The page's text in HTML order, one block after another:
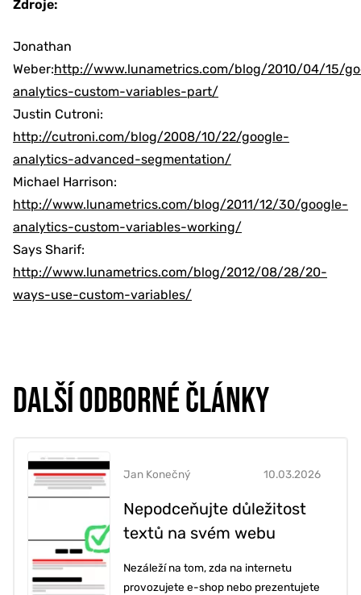
Zdroje:
Jonathan
Weber:http://www.lunametrics.com/blog/2010/04/15/
analytics-custom-variables-part/
Justin Cutroni:
http://cutroni.com/blog/2008/10/22/google-
analytics-advanced-segmentation/
Michael Harrison:
http://www.lunametrics.com/blog/2011/12/30/google-
analytics-custom-variables-working/
Says Sharif:
http://www.lunametrics.com/blog/2012/08/28/20-
ways-use-custom-variables/
DALŠÍ ODBORNÉ ČLÁNKY
Nepodceňujte důležitost
textů na svém webu
10.03.2026
Jan Konečný
Nezáleží na tom, zda na internetu
provozujete e-shop nebo prezentujete